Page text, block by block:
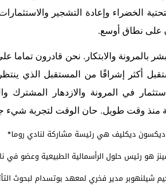
التحتية الخضراء وإعادة التشجير
على نطاق أوسع.
بالمرونة والابتكار. نحن قادرون تماما
أكثر إشراقًا من المستقبل الذي
في المرونة والازدهار المشترك
منذ وقت طويل. حان الوقت لتجربة شيء
ديكسون ديكليف هي رئيسة مشاركة لنادي روما*
هو رئيس حلول الرأسمالية الطبيعية وعضو في
شيلنهوبر مدير فخري لمعهد بوتسدام لبحوث